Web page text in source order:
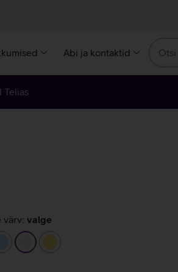
Abi ja kontaktid
Telias
värv: valge
helesinine
valge kollane